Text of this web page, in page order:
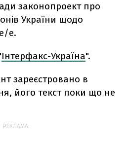
законопроект про
України щодо
е.
Інтерфакс-Україна".
зареєстровано в
його текст поки що не
РЕКЛАМА: